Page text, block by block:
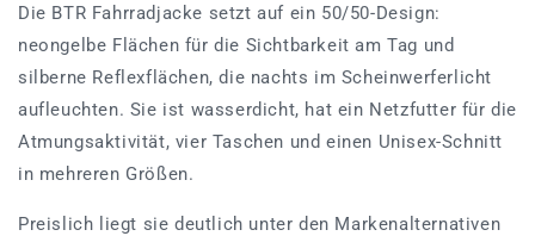
Die BTR Fahrradjacke setzt auf ein 50/50-Design:
neongelbe Flächen für die Sichtbarkeit am Tag und
silberne Reflexflächen, die nachts im Scheinwerferlicht
aufleuchten. Sie ist wasserdicht, hat ein Netzfutter für die
Atmungsaktivität, vier Taschen und einen Unisex-Schnitt
in mehreren Größen.
Preislich liegt sie deutlich unter den Markenalternativen